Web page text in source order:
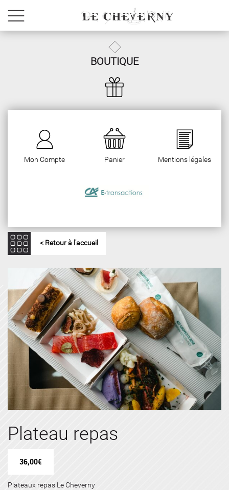
BOUTIQUE
Mon Compte Panier Mentions légales
< Retour à l'accueil
Plateau repas
36,00€
Plateaux repas Le Cheverny